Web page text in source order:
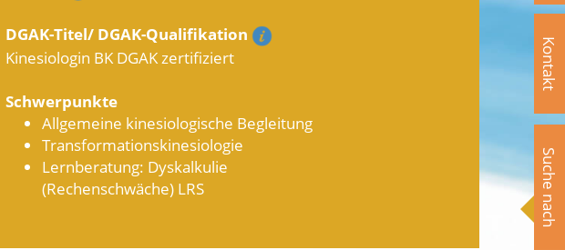
Kontakt
Suche nach
DGAK-Titel/ DGAK-Qualifikation
Kinesiologin BK DGAK zertifiziert
Schwerpunkte
Allgemeine kinesiologische Begleitung
Transformationskinesiologie
Lernberatung: Dyskalkulie
(Rechenschwäche) LRS